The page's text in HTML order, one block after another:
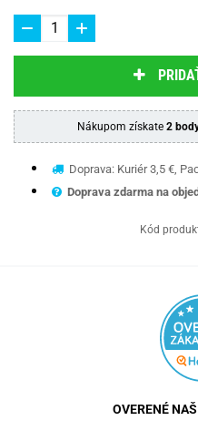
Nákupom získate 2
Doprava: Kuriér 3,5 €,
Doprava zdarma na
Kód
OVERENÉ